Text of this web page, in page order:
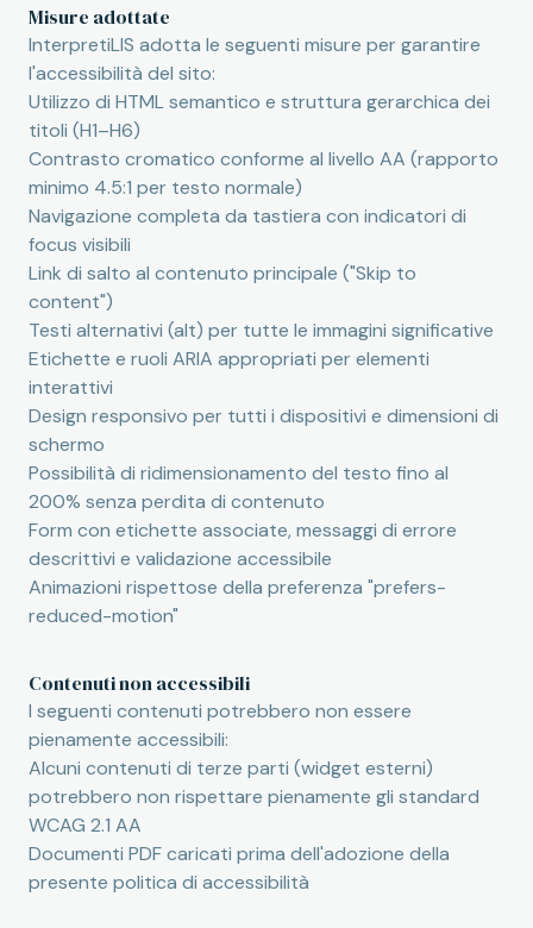
Misure adottate
InterpretiLIS adotta le seguenti misure per garantire
l'accessibilità del sito:
Utilizzo di HTML semantico e struttura gerarchica dei
titoli (H1–H6)
Contrasto cromatico conforme al livello AA (rapporto
minimo 4.5:1 per testo normale)
Navigazione completa da tastiera con indicatori di
focus visibili
Link di salto al contenuto principale ("Skip to
content")
Testi alternativi (alt) per tutte le immagini significative
Etichette e ruoli ARIA appropriati per elementi
interattivi
Design responsivo per tutti i dispositivi e dimensioni di
schermo
Possibilità di ridimensionamento del testo fino al
200% senza perdita di contenuto
Form con etichette associate, messaggi di errore
descrittivi e validazione accessibile
Animazioni rispettose della preferenza "prefers-
reduced-motion"
Contenuti non accessibili
I seguenti contenuti potrebbero non essere
pienamente accessibili:
Alcuni contenuti di terze parti (widget esterni)
potrebbero non rispettare pienamente gli standard
WCAG 2.1 AA
Documenti PDF caricati prima dell'adozione della
presente politica di accessibilità